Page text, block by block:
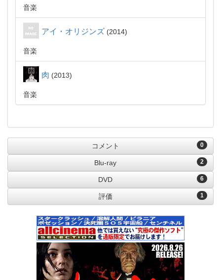
音楽
アイ・オリジンズ 2014
音楽
肉 2013
音楽
0
コメント
2
Blu-ray
6
DVD
1
評価